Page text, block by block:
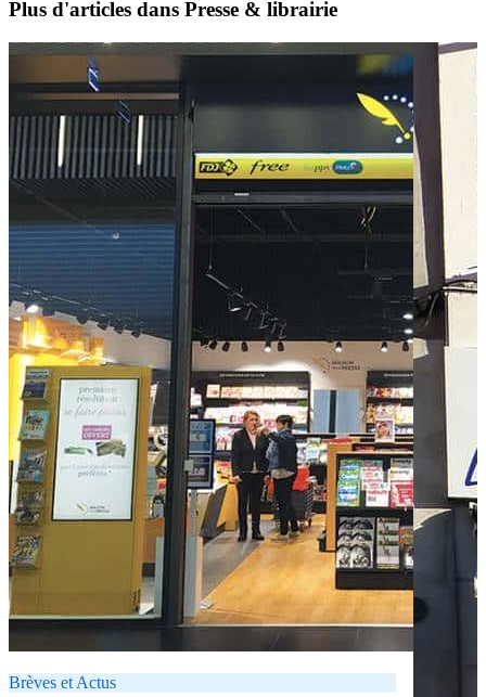
Plus d'articles dans Presse & librairie
Brèves et Actus